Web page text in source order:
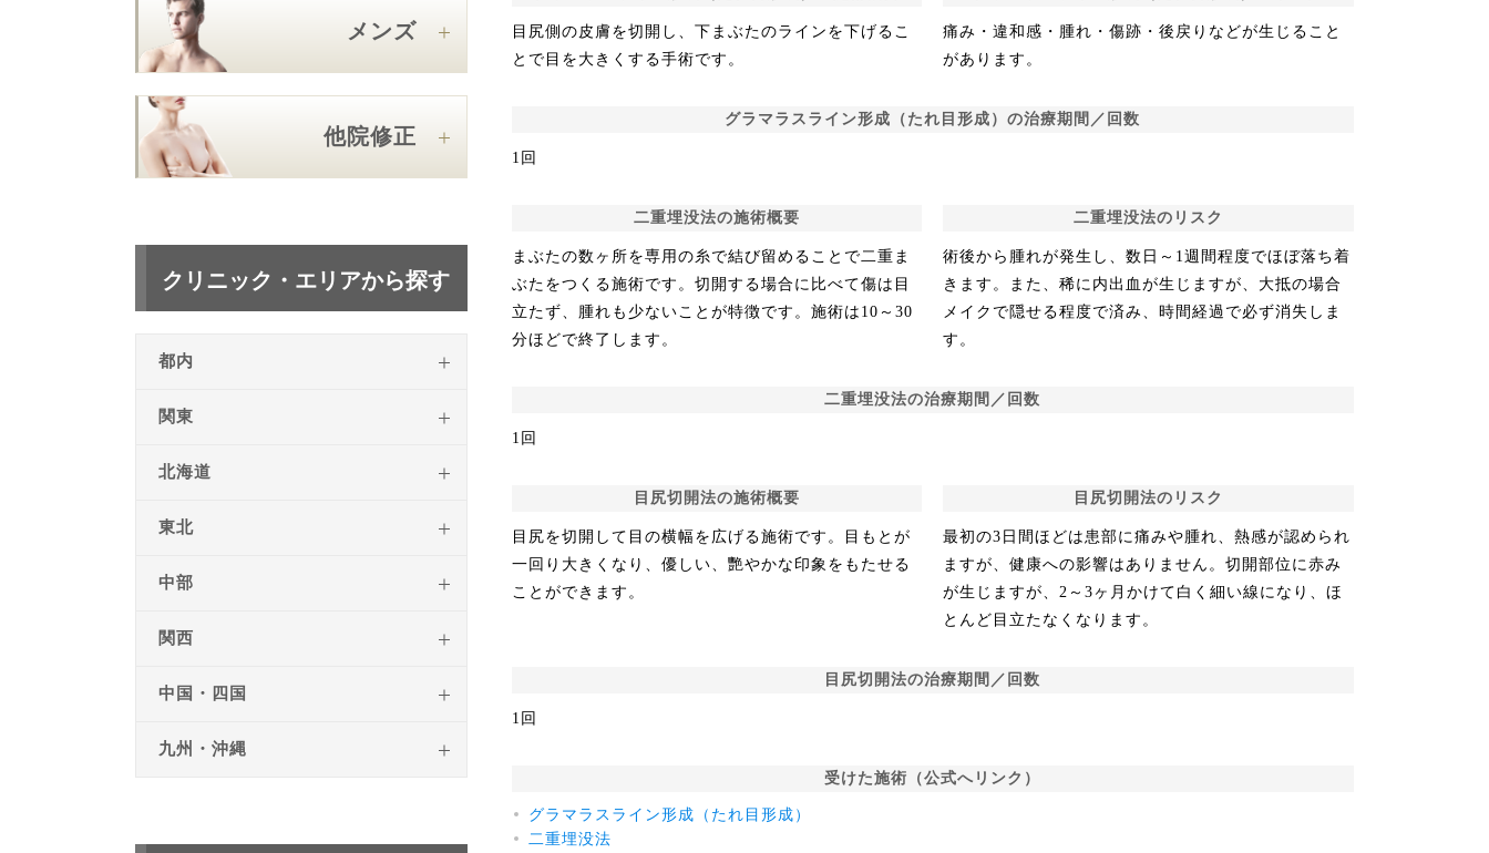
メンズ
他院修正
クリニック・エリアから探す
都内
関東
北海道
東北
中部
関西
中国・四国
九州・沖縄
目尻側の皮膚を切開し、下まぶたのラインを下げるこ
とで目を大きくする手術です。
痛み・違和感・腫れ・傷跡・後戻りなどが生じること
があります。
グラマラスライン形成（たれ目形成）の治療期間／回数
1回
二重埋没法の施術概要
まぶたの数ヶ所を専用の糸で結び留めることで二重ま
ぶたをつくる施術です。切開する場合に比べて傷は目
立たず、腫れも少ないことが特徴です。施術は10～30
分ほどで終了します。
二重埋没法のリスク
術後から腫れが発生し、数日～1週間程度でほぼ落ち着
きます。また、稀に内出血が生じますが、大抵の場合
メイクで隠せる程度で済み、時間経過で必ず消失しま
す。
二重埋没法の治療期間／回数
1回
目尻切開法の施術概要
目尻を切開して目の横幅を広げる施術です。目もとが
一回り大きくなり、優しい、艷やかな印象をもたせる
ことができます。
目尻切開法のリスク
最初の3日間ほどは患部に痛みや腫れ、熱感が認められ
ますが、健康への影響はありません。切開部位に赤み
が生じますが、2～3ヶ月かけて白く細い線になり、ほ
とんど目立たなくなります。
目尻切開法の治療期間／回数
1回
受けた施術（公式へリンク）
グラマラスライン形成（たれ目形成）
二重埋没法